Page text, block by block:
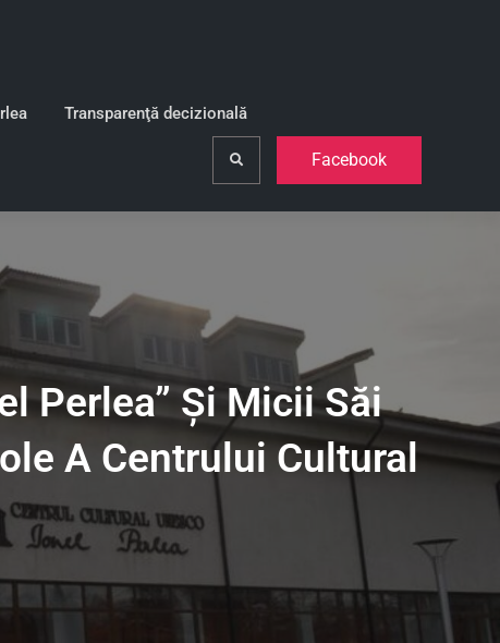
Transparenţă decizională
Search Facebook
Perlea” Şi Micii Săi
A Centrului Cultural